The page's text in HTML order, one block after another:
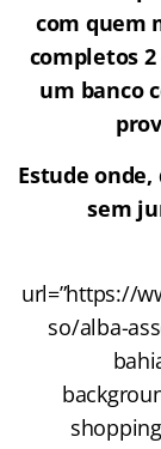
com quem
completos
um banco
Estude
sem
url=”https://
so/alba-